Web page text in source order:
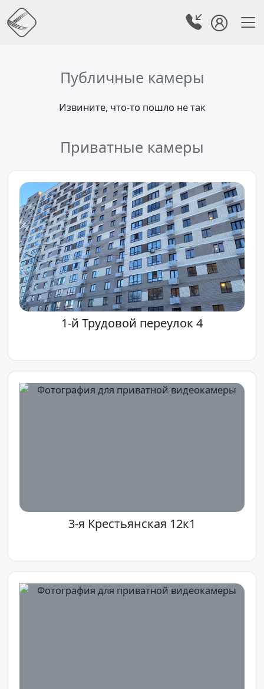
Публичные камеры
Извините, что-то пошло не так
Приватные камеры
1-й Трудовой переулок 4
3-я Крестьянская 12к1